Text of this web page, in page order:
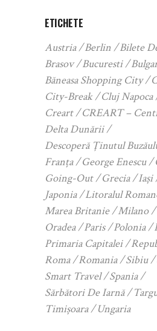
ETICHETE
Austria Berlin
Bilete
Brasov
Bucuresti
Băneasa Shopping City
City-Break
Cluj Napoca
Creart
CREART –
Delta Dunării
Descoperă Ținutul
Franța
George Enescu
Going-Out
Grecia Iași
Japonia
Litoralul
Marea Britanie
Milano
Oradea
Paris Polonia
Primaria Capitalei
Roma
Romania Sibiu
Smart Travel
Spania
Sărbători De Iarnă
Timișoara
Ungaria